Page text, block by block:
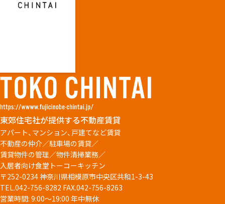
東郊住宅社が提供する不動産賃貸
アパート、マンション、戸建てなど賃貸
不動産の仲介／駐車場の賃貸／
賃貸物件の管理／物件清掃業務／
入居者向け食堂トーコーキッチン
〒252-0234 神奈川県相模原市中央区共和1-3-43
TEL.042-756-8282 FAX.042-756-8263
営業時間: 9:00～19:00 年中無休